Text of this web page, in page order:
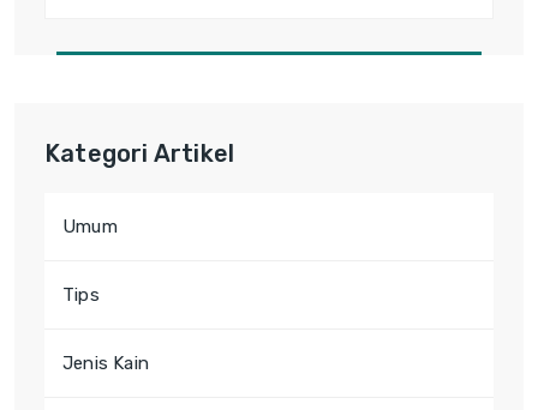
Kategori Artikel
Umum
Tips
Jenis Kain